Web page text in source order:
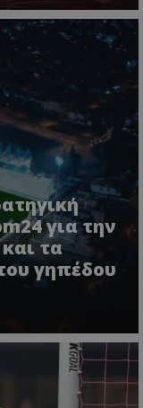
για την
τα
γηπέδου